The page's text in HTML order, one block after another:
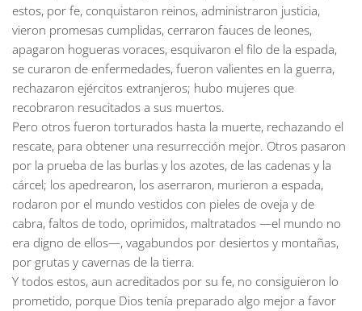
estos, por fe, conquistaron reinos, administraron justicia,
vieron promesas cumplidas, cerraron fauces de leones,
apagaron hogueras voraces, esquivaron el filo de la espada,
se curaron de enfermedades, fueron valientes en la guerra,
rechazaron ejércitos extranjeros; hubo mujeres que
recobraron resucitados a sus muertos.
Pero otros fueron torturados hasta la muerte, rechazando el
rescate, para obtener una resurrección mejor. Otros pasaron
por la prueba de las burlas y los azotes, de las cadenas y la
cárcel; los apedrearon, los aserraron, murieron a espada,
rodaron por el mundo vestidos con pieles de oveja y de
cabra, faltos de todo, oprimidos, maltratados —el mundo no
era digno de ellos—, vagabundos por desiertos y montañas,
por grutas y cavernas de la tierra.
Y todos estos, aun acreditados por su fe, no consiguieron lo
prometido, porque Dios tenía preparado algo mejor a favor